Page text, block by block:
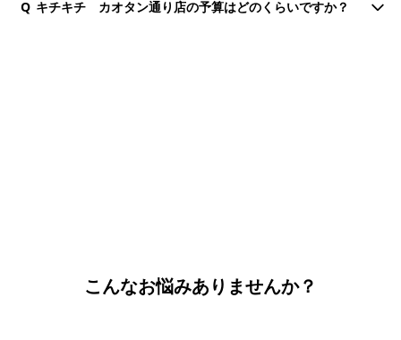
Q キチキチ カオタン通り店の予算はどのくらいですか？
こんなお悩みありませんか？